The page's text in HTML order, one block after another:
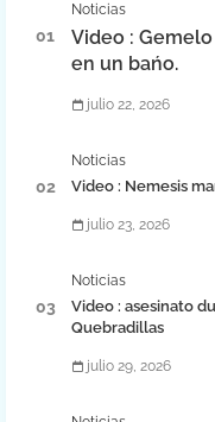
Noticias
Video :
en un bańo.
julio 22, 2026
Noticias
Video : Nemesis
julio 23, 2026
Noticias
Video : asesinato
Quebradillas
julio 29, 2026